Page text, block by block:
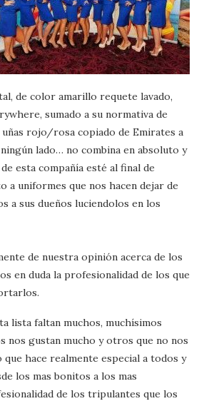
de color amarillo requete lavado,
sumado a su normativa de
rojo/rosa copiado de Emirates a
lado… no combina en absoluto y
esta compañía esté al final de
a uniformes que nos hacen dejar de
a sus dueños luciendolos en los
de nuestra opinión acerca de los
en duda la profesionalidad de los que
lista faltan muchos, muchísimos
nos gustan mucho y otros que no nos
hace realmente especial a todos y
los mas bonitos a los mas
de los tripulantes que los